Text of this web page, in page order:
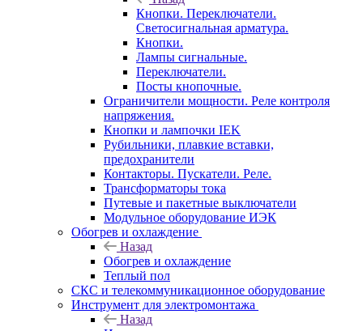
Кнопки. Переключатели.
Светосигнальная арматура.
Кнопки.
Лампы сигнальные.
Переключатели.
Посты кнопочные.
Ограничители мощности. Реле контроля
напряжения.
Кнопки и лампочки IEK
Рубильники, плавкие вставки,
предохранители
Контакторы. Пускатели. Реле.
Трансформаторы тока
Путевые и пакетные выключатели
Модульное оборудование ИЭК
Обогрев и охлаждение
Назад
Обогрев и охлаждение
Теплый пол
СКС и телекоммуникационное оборудование
Инструмент для электромонтажа
Назад